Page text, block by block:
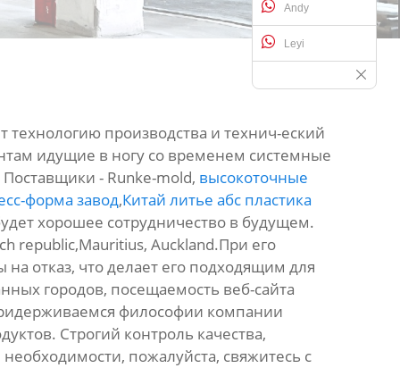
Andy
Leyi
производства и технич-еский
идущие в ногу со временем системные
- Runke-mold, высокоточные
форма завод,Китай литье абс пластика
хорошее сотрудничество в будущем.
republic,Mauritius, Auckland.При его
отказ, что делает его подходящим для
городов, посещаемость веб-сайта
философии компании
Строгий контроль качества,
пожалуйста, свяжитесь с